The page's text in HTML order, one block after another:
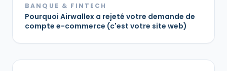
BANQUE & FINTECH
Pourquoi Airwallex a rejeté votre demande de
compte e-commerce (c'est votre site web)